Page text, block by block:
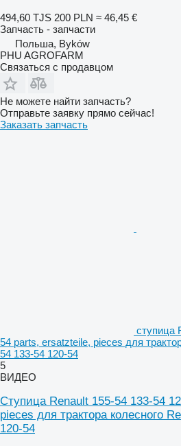
494,60 TJS 200 PLN ≈ 46,45 €
Запчасть - запчасти
Польша, Byków
PHU AGROFARM
Связаться с продавцом
Не можете найти запчасть?
Отправьте заявку прямо сейчас!
Заказать запчасть
ступица
54 parts, ersatzteile, pieces для
54 133-54 120-54
5
ВИДЕО
Ступица Renault 155-54 133-54
pieces для трактора колесного
120-54